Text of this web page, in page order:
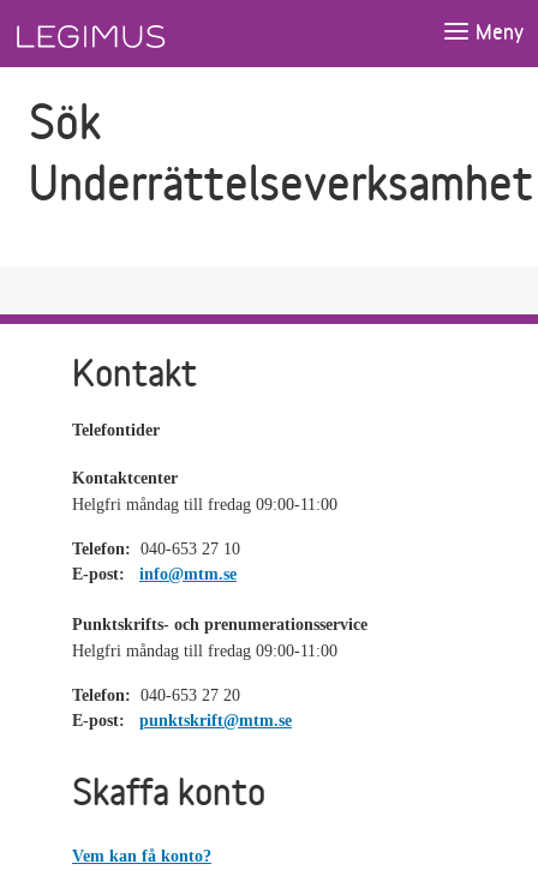
Meny
Sök
Underrättelseverksamhet
Kontakt
Telefontider
Kontaktcenter
Helgfri måndag till fredag 09:00-11:00
Telefon: 040-653 27 10
E-post:
info@mtm.se
Punktskrifts- och prenumerationsservice
Helgfri måndag till fredag 09:00-11:00
Telefon: 040-653 27 20
E-post:
punktskrift@mtm.se
Skaffa konto
Vem kan få konto?